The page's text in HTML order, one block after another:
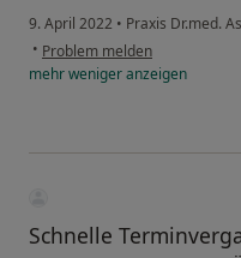
9. April 2022 • Praxis Dr.med.
• Problem melden
mehrwenigeranzeigen
Schnelle